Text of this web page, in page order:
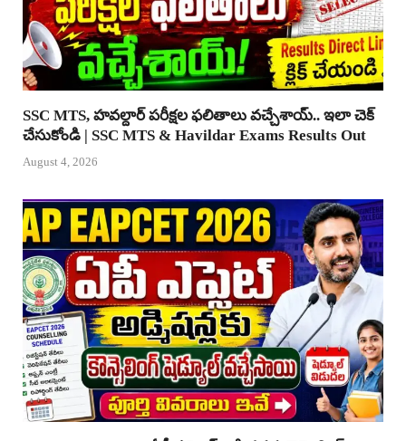
SSC MTS, హవల్దార్ పరీక్షల ఫలితాలు వచ్చేశాయ్.. ఇలా చెక్
చేసుకోండి | SSC MTS & Havildar Exams Results Out
August 4, 2026